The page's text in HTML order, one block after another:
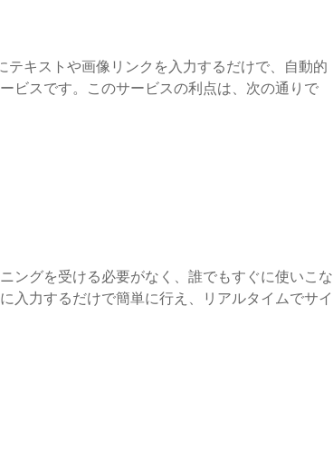
キストや画像リンクを入力するだけで、自動的
ビスです。このサービスの利点は、次の通りで
ングを受ける必要がなく、誰でもすぐに使いこな
入力するだけで簡単に行え、リアルタイムでサイ